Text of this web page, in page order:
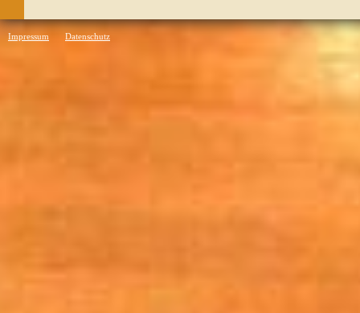
Impressum Datenschutz